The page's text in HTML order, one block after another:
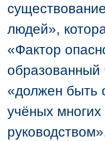
людей»,
«Фактор
образованный
«должен быть
учёных